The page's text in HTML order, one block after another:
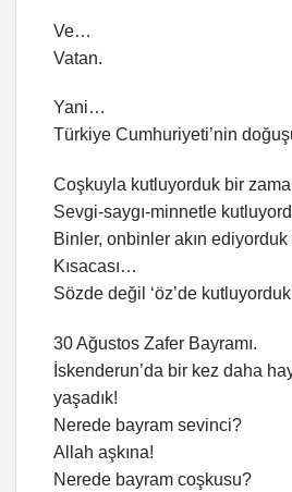
Ve…
Vatan.
Yani…
Türkiye Cumhuriyeti’nin
Coşkuyla kutluyorduk bir
Sevgi-saygı-minnetle
Binler, onbinler akın ediyorduk
Kısacası…
Sözde değil ‘öz’de
30 Ağustos Zafer Bayramı.
İskenderun’da bir kez daha
yaşadık!
Nerede bayram sevinci?
Allah aşkına!
Nerede bayram coşkusu?